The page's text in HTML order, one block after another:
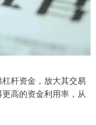
杆资金，放大其交易
高的资金利用率，从